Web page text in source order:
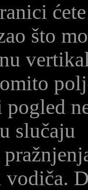
što
pogled
slučaju